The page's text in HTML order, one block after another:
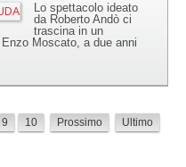
Lo spettacolo ideato
da Roberto Andò ci
trascina in un
Moscato, a due anni
9 10 Prossimo Ultimo